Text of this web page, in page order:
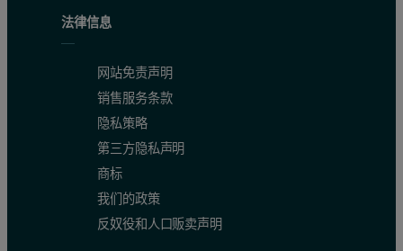
法律信息
网站免责声明
销售服务条款
隐私策略
第三方隐私声明
商标
我们的政策
反奴役和人口贩卖声明